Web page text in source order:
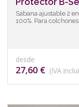
Sábana ajustable 2
100%. Para
desde
27,60 € (IVA